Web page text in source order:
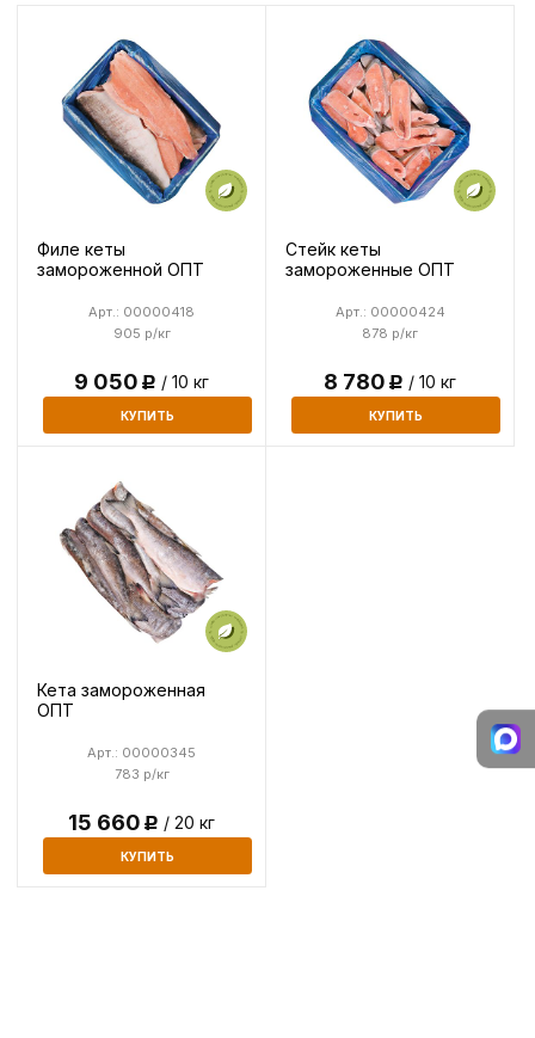
Филе кеты
замороженной ОПТ
905 р/кг
Арт.: 00000418
9 050Р / 10 кг
КУПИТЬ
Стейк кеты
замороженные ОПТ
878 р/кг
Арт.: 00000424
8 780Р / 10 кг
КУПИТЬ
Кета замороженная
ОПТ
783 р/кг
Арт.: 00000345
15 660Р / 20 кг
КУПИТЬ